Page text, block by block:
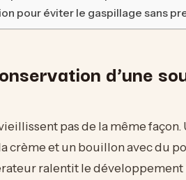
pour éviter le gaspillage sans
d’une
pas de la même
crème et un bouillon avec du
ralentit le développement